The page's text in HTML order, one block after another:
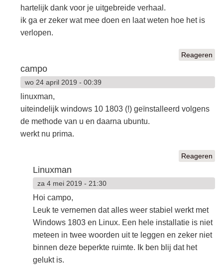
hartelijk dank voor je uitgebreide verhaal.
ik ga er zeker wat mee doen en laat weten hoe het is
verlopen.
Reageren
campo
wo 24 april 2019 - 00:39
linuxman,
uiteindelijk windows 10 1803 (!) geïnstalleerd volgens
de methode van u en daarna ubuntu.
werkt nu prima.
Reageren
Linuxman
za 4 mei 2019 - 21:30
Hoi campo,
Leuk te vernemen dat alles weer stabiel werkt met
Windows 1803 en Linux. Een hele installatie is niet
meteen in twee woorden uit te leggen en zeker niet
binnen deze beperkte ruimte. Ik ben blij dat het
gelukt is.